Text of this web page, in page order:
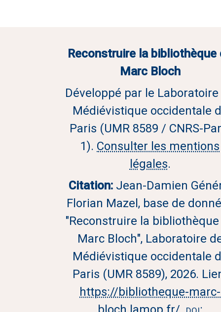
Reconstruire la bibliothèque
Marc Bloch
Développé par le
Médiévistique occidentale
Paris (UMR 8589 / CNRS-
1). Consulter les mentions
légales.
Citation: Jean-Damien
Florian Mazel, base de
"Reconstruire la
Marc Bloch", Laboratoire
Médiévistique occidentale
Paris (UMR 8589), 2026.
https://bibliotheque-marc-